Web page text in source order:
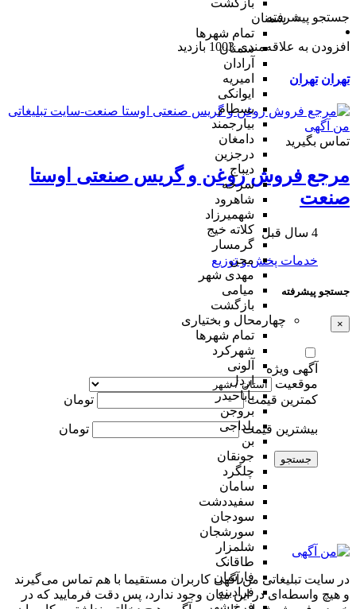
بازگشت
سمنان
تمام شهر‌ها
سمنان
آرادان
امیریه
ایوانکی
بسطام
بیارجمند
دامغان
درجزین
دیباج
سرخه
شاهرود
شهمیرزاد
کلاته خیج
گرمسار
مجن
مهدی شهر
میامی
بازگشت
چهارمحال و بختیاری
تمام شهر‌ها
شهرکرد
آلونی
اردل
باباحیدر
بروجن
بلداجی
بن
جونقان
چلگرد
سامان
سفیددشت
سودجان
سورشجان
شلمزار
طاقانک
فارسان
فرادبنه
جستجو پیشرفته
افزودن به علاقه‌مندی 1003 بازدید
تهران تهران
تماس بگیرید
مرجع فروش روغن و گریس صنعتی اوستا
صنعت
4 سال قبل
خدمات پخش و توزیع
جستجو پیشرفته
×
آگهی ویژه
موقعیت
کمترین قیمت
تومان
بیشترین قیمت تومان
جستجو
در سایت تبلیغاتی من آگهی کاربران مستقیما با هم تماس می‌گیرند
و هیچ واسطه‌ای در این میان وجود ندارد، پس دقت فرمایید که در